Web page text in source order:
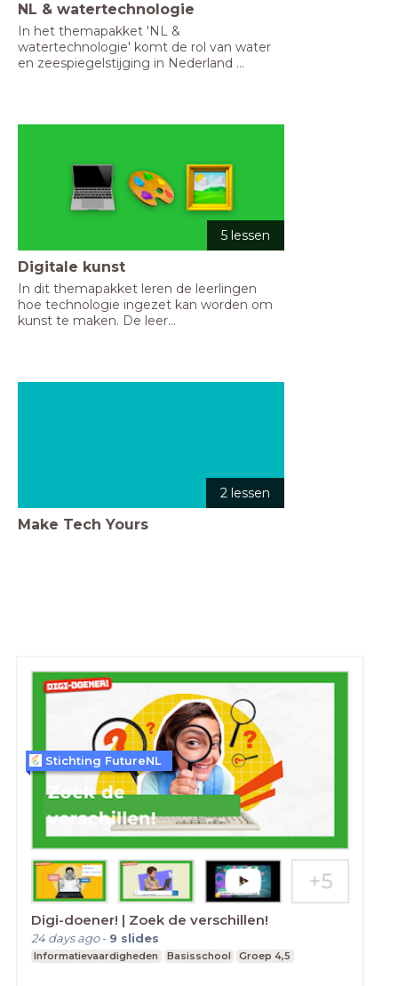
NL & watertechnologie
In het themapakket 'NL &
watertechnologie' komt de rol van water
en zeespiegelstijging in Nederland ...
5 lessen
Digitale kunst
In dit themapakket leren de leerlingen
hoe technologie ingezet kan worden om
kunst te maken. De leer...
2 lessen
Make Tech Yours
Digi-doener! | Zoek de verschillen!
24 days ago- 9 slides
Informatievaardigheden Basisschool Groep 4,5
Stichting FutureNL